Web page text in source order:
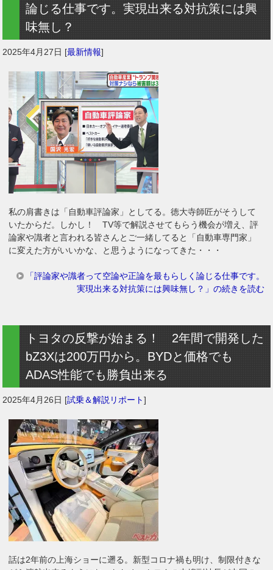
論じる仕事です。実現出来る対抗策には興
味無し？
2025年4月27日 [最新情報]
私の肩書きは「自動車評論家」としてる。徳大寺師匠がそうして
いたからだ。しかし！ TV等で解説させてもらう機会が増え、評
論家や識者と言われる皆さんとご一緒してると「自動車専門家」
に変えた方がいいかな、と思うようになってきた・・・
「評論家や識者って空論や正論を最もらしく論じる仕事です。
実現出来る対抗策には興味無し？」の続きを読む
トヨタの反撃が始まる！ 2年間で開発した
bZ3Xは200万円から。BYDと価格でも
ADAS性能でも勝負出来る
2025年4月26日 [試乗＆解説リポート]
話は2年前の上海ショーに遡る。新型コロナ禍も明け、制限付きな